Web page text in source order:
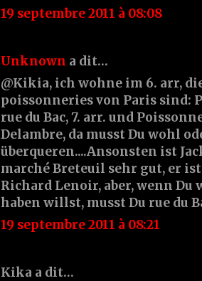
19 septembre 2011 à 08:08
Unknown a dit…
@Kikia, ich wohne im 6. arr,
poissonneries von Paris sind:
rue du Bac, 7. arr. und
Delambre, da musst Du wohl
überqueren....Ansonsten ist
marché Breteuil sehr gut, er
Richard Lenoir, aber, wenn
haben willst, musst Du rue du
19 septembre 2011 à 08:21
Kika a dit…